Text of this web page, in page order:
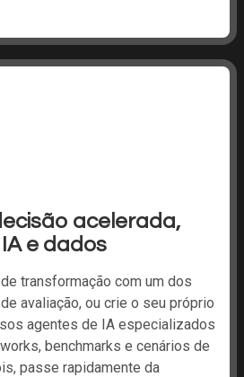
acelerada,
e dados
transformação com um dos
avaliação, ou crie o seu próprio
agentes de IA especializados
benchmarks e cenários de
passe rapidamente da